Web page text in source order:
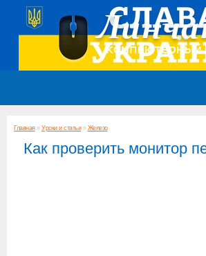
Главная» Уроки и статьи» Железо
Как проверить монитор